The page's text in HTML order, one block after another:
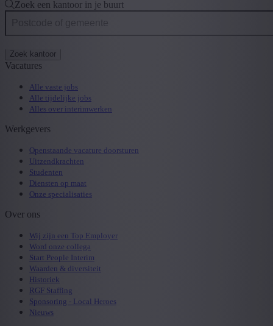
Zoek een kantoor in je buurt
Zoek kantoor
Vacatures
Alle vaste jobs
Alle tijdelijke jobs
Alles over interimwerken
Werkgevers
Openstaande vacature doorsturen
Uitzendkrachten
Studenten
Diensten op maat
Onze specialisaties
Over ons
Wij zijn een Top Employer
Word onze collega
Start People Interim
Waarden & diversiteit
Historiek
RGF Staffing
Sponsoring - Local Heroes
Nieuws